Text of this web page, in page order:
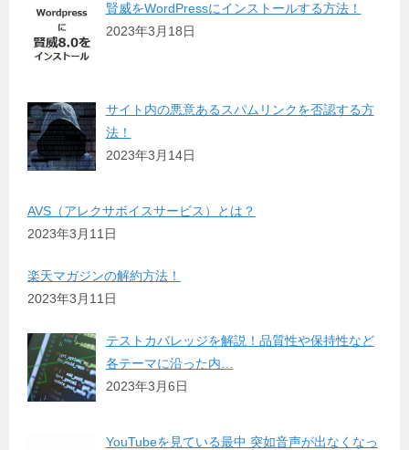
賢威をWordPressにインストールする方法！
2023年3月18日
サイト内の悪意あるスパムリンクを否認する方
法！
2023年3月14日
AVS（アレクサボイスサービス）とは？
2023年3月11日
楽天マガジンの解約方法！
2023年3月11日
テストカバレッジを解説！品質性や保持性など
各テーマに沿った内…
2023年3月6日
YouTubeを見ている最中 突如音声が出なくなっ